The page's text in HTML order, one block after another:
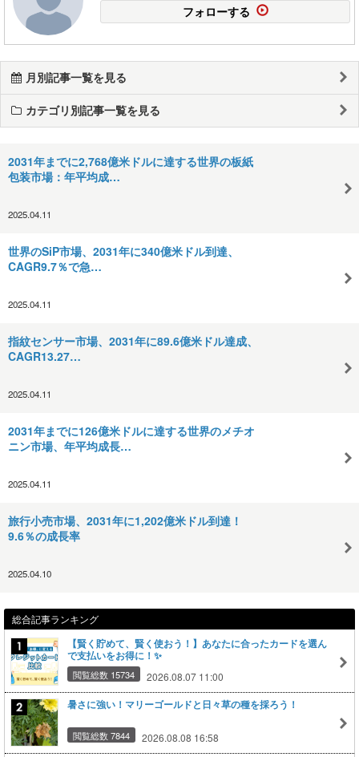
フォローする
月別記事一覧を見る
カテゴリ別記事一覧を見る
2031年までに2,768億米ドルに達する世界の板紙
包装市場：年平均成…
2025.04.11
世界のSiP市場、2031年に340億米ドル到達、
CAGR9.7％で急…
2025.04.11
指紋センサー市場、2031年に89.6億米ドル達成、
CAGR13.27…
2025.04.11
2031年までに126億米ドルに達する世界のメチオ
ニン市場、年平均成長…
2025.04.11
旅行小売市場、2031年に1,202億米ドル到達！
9.6％の成長率
2025.04.10
総合記事ランキング
【賢く貯めて、賢く使おう！】あなたに合ったカードを選ん
で支払いをお得に！✨
閲覧総数 15734 2026.08.07 11:00
暑さに強い！マリーゴールドと日々草の種を採ろう！
閲覧総数 7844 2026.08.08 16:58